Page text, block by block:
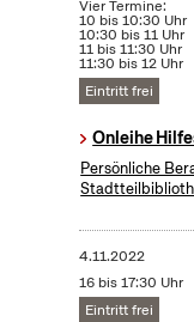
Vier Termine:
10 bis 10:30 Uhr
10:30 bis 11 Uhr
11 bis 11:30 Uhr
11:30 bis 12 Uhr
Eintritt frei
Onleihe
Persönliche
4.11.2022
16 bis 17:30 Uhr
Eintritt frei